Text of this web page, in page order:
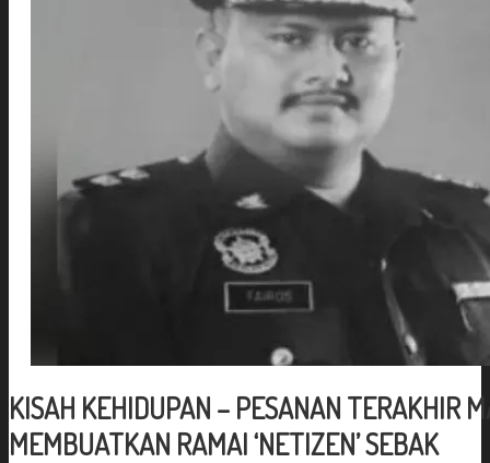
KISAH KEHIDUPAN – PESANAN TERAKHIR
MEMBUATKAN RAMAI ‘NETIZEN’ SEBAK